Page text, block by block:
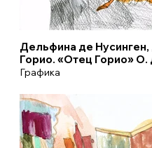
Дельфина де Нусинген,
Горио. «Отец Горио» О.
Графика